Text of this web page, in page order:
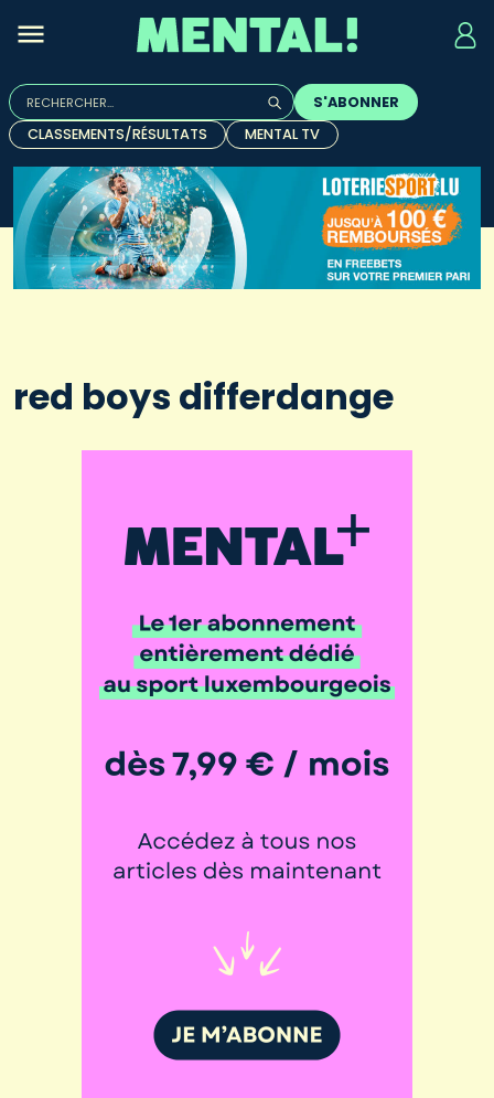
Rechercher :
Quand les résultats de l'auto-complétion sont
S'ABONNER
CLASSEMENTS/RÉSULTATS
MENTAL TV
red boys differdange